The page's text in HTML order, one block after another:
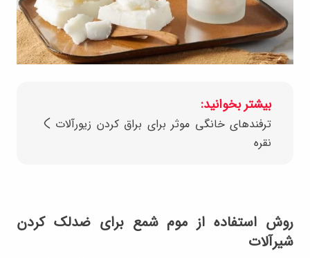
بیشتر بخوانید:
ترفندهای خانگی موثر برای براق کردن زیورآلات
نقره
روش استفاده از موم شمع برای ضدلک کردن
شیرآلات